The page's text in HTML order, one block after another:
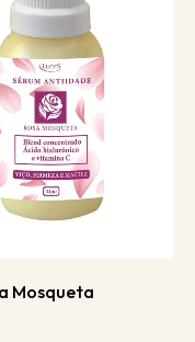
Mosqueta